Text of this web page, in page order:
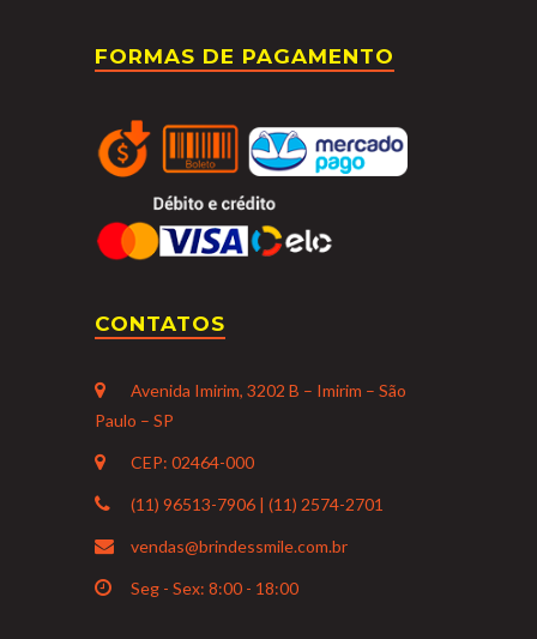
FORMAS DE PAGAMENTO
CONTATOS
Avenida Imirim, 3202 B – Imirim – São
Paulo – SP
CEP: 02464-000
(11) 96513-7906 | (11) 2574-2701
vendas@brindessmile.com.br
Seg - Sex: 8:00 - 18:00